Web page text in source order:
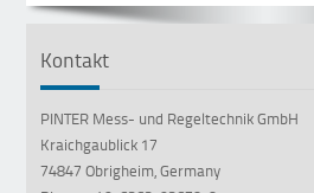
Kontakt
PINTER Mess- und Regeltechnik GmbH
Kraichgaublick 17
74847 Obrigheim, Germany